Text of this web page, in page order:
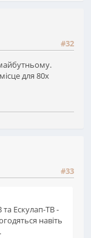
#32
для 80х
#33
Ескулап-ТВ -
навіть